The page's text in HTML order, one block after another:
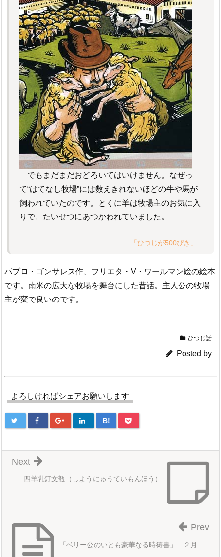
でもまだまだおどろいてはいけません。なぜっ
て“はてなし牧場”には数えきれないほどの牛や馬が
飼われていたのです。とくに羊は牧場主のお気に入
りで、たいせつにあつかわれていました。
「ひつじが500ぴき」
パブロ・ゴンサレス作、フリエタ・V・ワールマン絵の絵本
です。南米の広大な牧場を舞台にした昔話。主人公の牧場
主が変で良いのです。
ひつじ話
Posted by
よろしければシェアお願いします
B!
四羊乳釘文瓿（しようにゅうていもんほう）
Next
「ベリー公のいとも豪華なる時祷書」 ２月
Prev